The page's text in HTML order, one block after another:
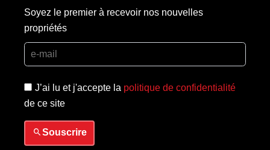
Soyez le premier à recevoir nos nouvelles
propriétés
J’ai lu et j'accepte la politique de confidentialité
de ce site
Souscrire